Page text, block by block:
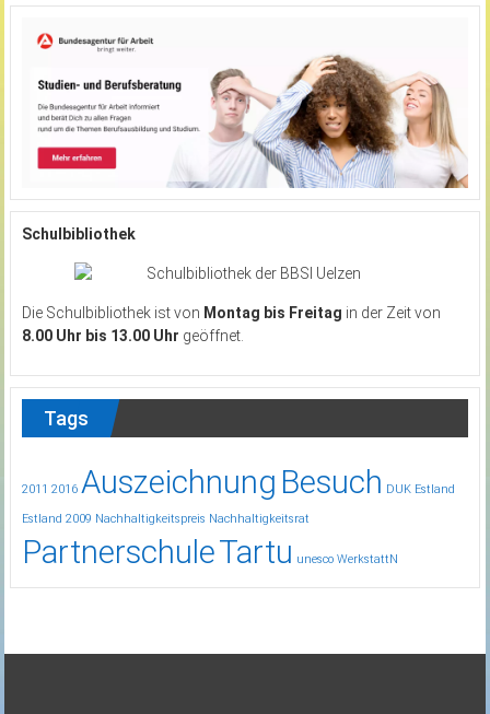
Schulbibliothek
Die Schulbibliothek ist von Montag bis Freitag in der Zeit von
8.00 Uhr bis 13.00 Uhr geöffnet.
Tags
2011 2016 Auszeichnung Besuch DUK Estland
Estland 2009 Nachhaltigkeitspreis Nachhaltigkeitsrat
PartnerschuleTartu unesco WerkstattN